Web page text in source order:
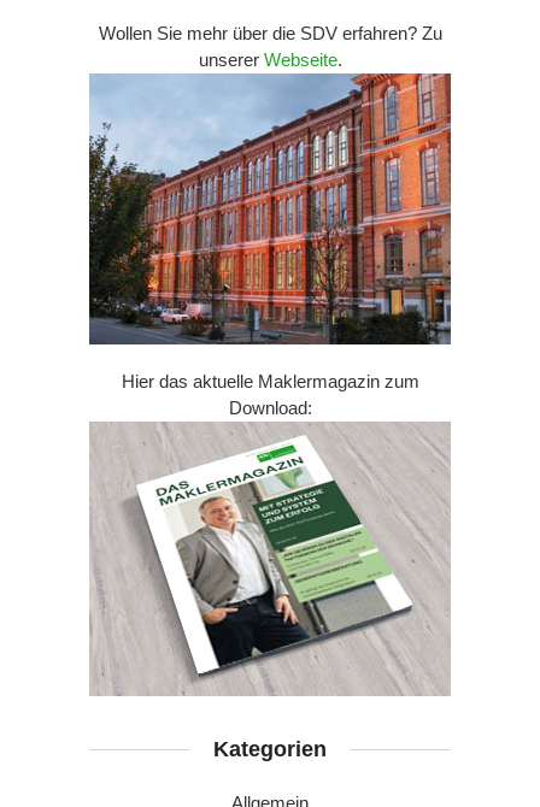
Wollen Sie mehr über die SDV erfahren? Zu
unserer Webseite.
Hier das aktuelle Maklermagazin zum
Download:
Kategorien
Allgemein